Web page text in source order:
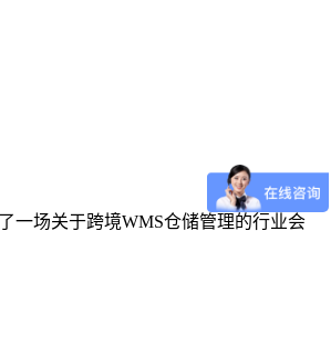
一场关于跨境WMS仓储管理的行业会